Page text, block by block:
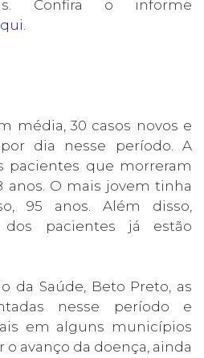
Confira o informe
.
média, 30 casos novos e
dia nesse período. A
pacientes que morreram
anos. O mais jovem tinha
95 anos. Além disso,
dos pacientes já estão
da Saúde, Beto Preto, as
nesse período e
em alguns municípios
avanço da doença, ainda